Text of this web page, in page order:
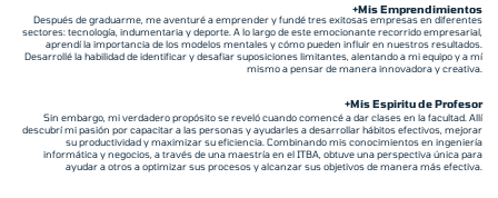
Después de graduarme, me aventuré a emprender y fundé tres exitosas empresas en diferentes
sectores: tecnología, indumentaria y deporte. A lo largo de este emocionante recorrido empresarial,
aprendí la importancia de los modelos mentales y cómo pueden influir en nuestros resultados.
Desarrollé la habilidad de identificar y desafiar suposiciones limitantes, alentando a mi equipo y a mí
mismo a pensar de manera innovadora y creativa.
Sin embargo, mi verdadero propósito se reveló cuando comencé a dar clases en la facultad. Allí
descubrí mi pasión por capacitar a las personas y ayudarles a desarrollar hábitos efectivos, mejorar
su productividad y maximizar su eficiencia. Combinando mis conocimientos en ingeniería
informática y negocios, a través de una maestría en el ITBA, obtuve una perspectiva única para
ayudar a otros a optimizar sus procesos y alcanzar sus objetivos de manera más efectiva.
+Mis Emprendimientos
+Mis Espiritu de Profesor